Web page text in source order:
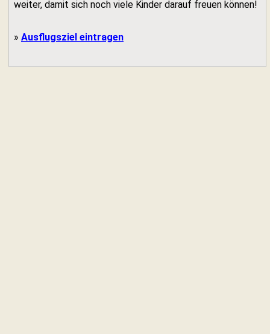
weiter, damit sich noch viele Kinder darauf freuen können!
» Ausflugsziel eintragen